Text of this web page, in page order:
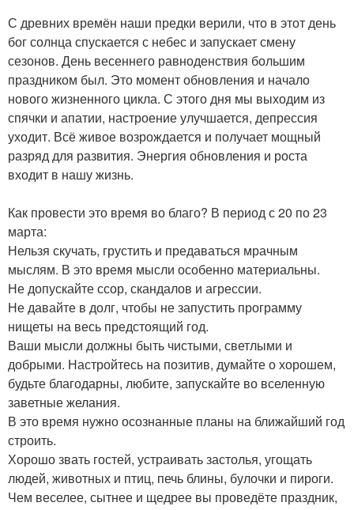
С древних времён наши предки верили, что в этот день
бог солнца спускается с небес и запускает смену
сезонов. День весеннего равноденствия большим
праздником был. Это момент обновления и начало
нового жизненного цикла. С этого дня мы выходим из
спячки и апатии, настроение улучшается, депрессия
уходит. Всё живое возрождается и получает мощный
разряд для развития. Энергия обновления и роста
входит в нашу жизнь.
Как провести это время во благо? В период с 20 по 23
марта:
Нельзя скучать, грустить и предаваться мрачным
мыслям. В это время мысли особенно материальны.
Не допускайте ссор, скандалов и агрессии.
Не давайте в долг, чтобы не запустить программу
нищеты на весь предстоящий год.
Ваши мысли должны быть чистыми, светлыми и
добрыми. Настройтесь на позитив, думайте о хорошем,
будьте благодарны, любите, запускайте во вселенную
заветные желания.
В это время нужно осознанные планы на ближайший год
строить.
Хорошо звать гостей, устраивать застолья, угощать
людей, животных и птиц, печь блины, булочки и пироги.
Чем веселее, сытнее и щедрее вы проведёте праздник,